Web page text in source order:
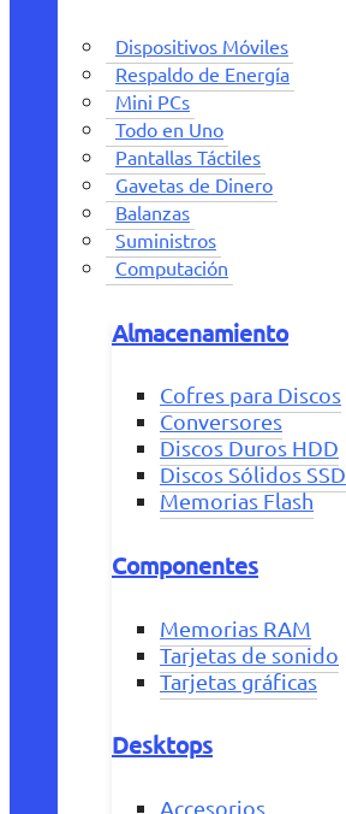
Dispositivos Móviles
Respaldo de Energía
Mini PCs
Todo en Uno
Pantallas Táctiles
Gavetas de Dinero
Balanzas
Suministros
Computación
Almacenamiento
Cofres para Discos
Conversores
Discos Duros HDD
Discos Sólidos SSD
Memorias Flash
Componentes
Memorias RAM
Tarjetas de sonido
Tarjetas gráficas
Desktops
Accesorios